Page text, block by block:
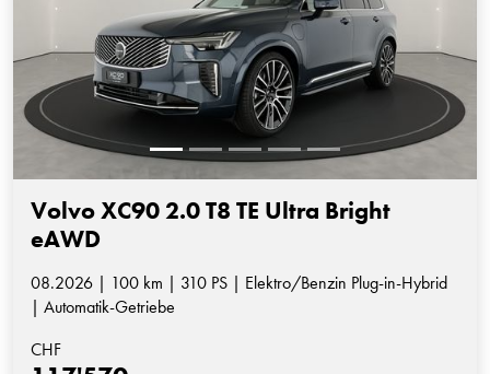
Volvo XC90 2.0 T8 TE Ultra Bright
eAWD
08.2026 | 100 km | 310 PS | Elektro/Benzin Plug-in-Hybrid
| Automatik-Getriebe
CHF